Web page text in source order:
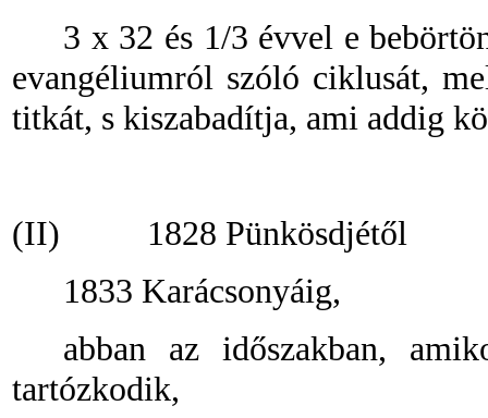
3 x 32 és 1/3 évvel e
evangéliumról szóló ciklusát,
titkát, s kiszabadítja, ami addig
(II)
1828 Pünkösdjétől
1833 Karácsonyáig,
abban az időszakban,
tartózkodik,